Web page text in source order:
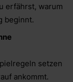
erfährst, warum
beginnt.
setzen
ankommt.